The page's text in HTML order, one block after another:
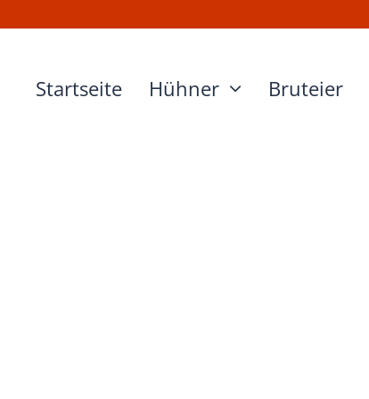
Startseite Hühner Bruteier